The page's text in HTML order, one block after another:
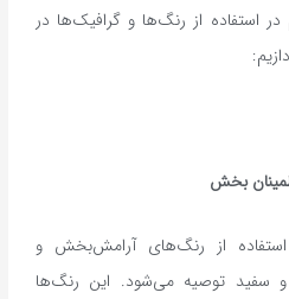
استفاده از رنگ‌ها و گرافیک‌ها در
‌بخش
از رنگ‌های آرامش‌بخش و
و سفید توصیه می‌شود. این رنگ‌ها